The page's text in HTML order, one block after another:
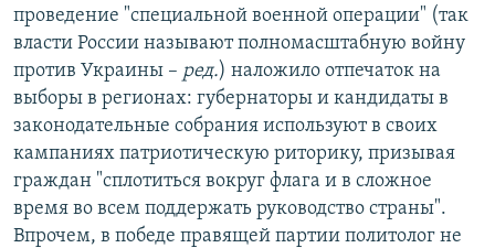
проведение "специальной военной операции" (так
власти России называют полномасштабную войну
против Украины – ред.) наложило отпечаток на
выборы в регионах: губернаторы и кандидаты в
законодательные собрания используют в своих
кампаниях патриотическую риторику, призывая
граждан "сплотиться вокруг флага и в сложное
время во всем поддержать руководство страны".
Впрочем, в победе правящей партии политолог не